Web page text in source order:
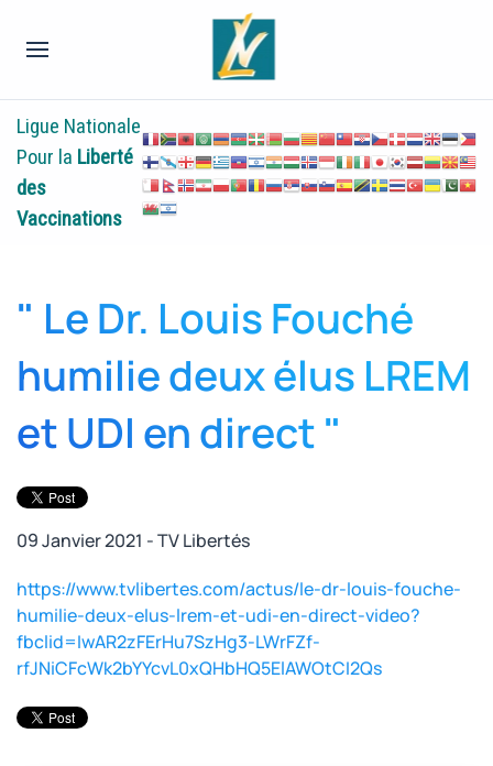
Ligue Nationale
Pour la Liberté
des
Vaccinations
" Le Dr. Louis Fouché
humilie deux élus LREM
et UDI en direct "
09 Janvier 2021 - TV Libertés
https://www.tvlibertes.com/actus/le-dr-louis-fouche-
humilie-deux-elus-lrem-et-udi-en-direct-video?
fbclid=IwAR2zFErHu7SzHg3-LWrFZf-
rfJNiCFcWk2bYYcvL0xQHbHQ5ElAWOtCI2Qs